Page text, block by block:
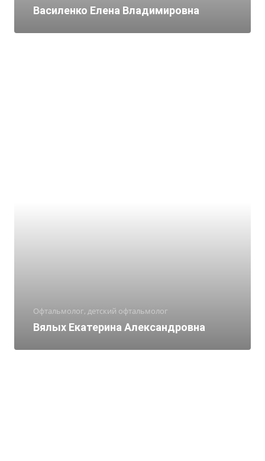
Василенко Елена Владимировна
Офтальмолог, детский офтальмолог
Вялых Екатерина Александровна